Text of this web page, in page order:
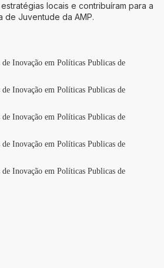
locais e contribuíram para a
de Juventude da AMP.